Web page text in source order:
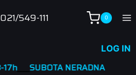
021/549-111 0
LOG IN
____SUBOTA NERADNA